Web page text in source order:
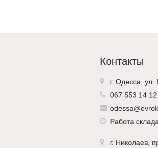
Контакты
г. Одесса, ул.
067 553 14 12
Работа
г. Николаев ,